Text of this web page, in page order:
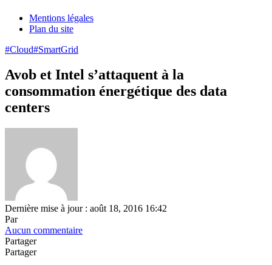
Mentions légales
Plan du site
#Cloud#SmartGrid
Avob et Intel s’attaquent à la
consommation énergétique des data
centers
Dernière mise à jour : août 18, 2016 16:42
Par
Aucun commentaire
Partager
Partager